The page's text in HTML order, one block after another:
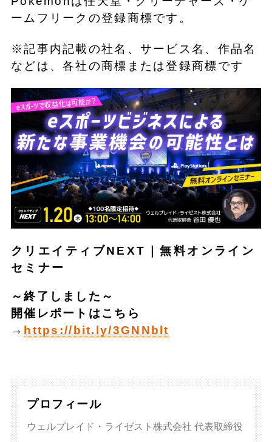
ームフリークの登録商標です。
※記事内記載の社名、サービス名、作品名
などは、各社の商標または登録商標です
クリエイティブNEXT｜無料オンライン
セミナー
～終了しました～
開催レポートはこちら
→ https://bit.ly/3GNNblt
プロフィール
ウェルプレイド・ライゼスト株式会社 代表取締役